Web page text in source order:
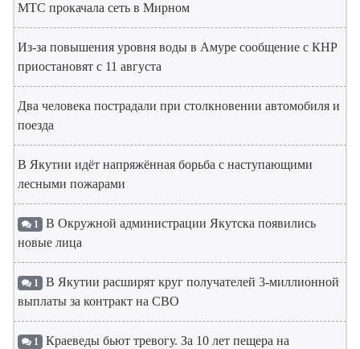
МТС прокачала сеть в Мирном
Из-за повышения уровня воды в Амуре сообщение с КНР
приостановят с 11 августа
Два человека пострадали при столкновении автомобиля и
поезда
В Якутии идёт напряжённая борьба с наступающими
лесными пожарами
1 В Окружной администрации Якутска появились
новые лица
1 В Якутии расширят круг получателей 3-миллионной
выплаты за контракт на СВО
1 Краеведы бьют тревогу. За 10 лет пещера на